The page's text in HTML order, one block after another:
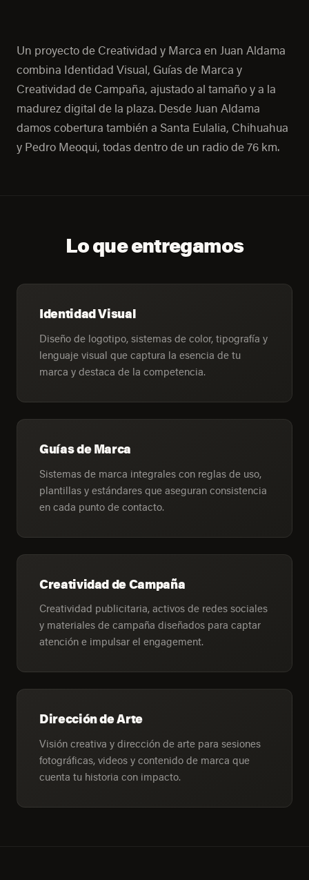
Un proyecto de Creatividad y Marca en Juan Aldama
combina Identidad Visual, Guías de Marca y
Creatividad de Campaña, ajustado al tamaño y a la
madurez digital de la plaza. Desde Juan Aldama
damos cobertura también a Santa Eulalia, Chihuahua
y Pedro Meoqui, todas dentro de un radio de 76 km.
Lo que entregamos
Identidad Visual
Diseño de logotipo, sistemas de color, tipografía y
lenguaje visual que captura la esencia de tu
marca y destaca de la competencia.
Guías de Marca
Sistemas de marca integrales con reglas de uso,
plantillas y estándares que aseguran consistencia
en cada punto de contacto.
Creatividad de Campaña
Creatividad publicitaria, activos de redes sociales
y materiales de campaña diseñados para captar
atención e impulsar el engagement.
Dirección de Arte
Visión creativa y dirección de arte para sesiones
fotográficas, videos y contenido de marca que
cuenta tu historia con impacto.